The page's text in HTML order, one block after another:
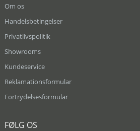
Om os
Handelsbetingelser
Privatlivspolitik
Showrooms
Kundeservice
Reklamationsformular
Fortrydelsesformular
FØLG OS